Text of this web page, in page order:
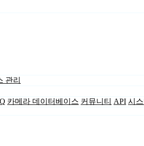
관리
카메라 데이터베이스 커뮤니티 API 시